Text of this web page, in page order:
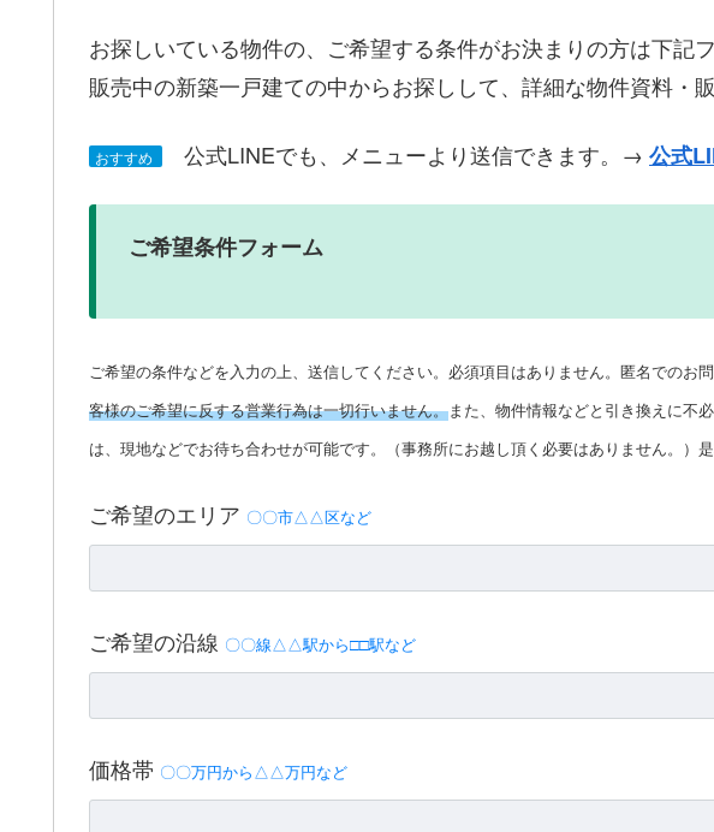
お探しいている物件の、ご希望する条件がお決まりの方は下記
販売中の新築一戸建ての中からお探しして、詳細な物件資料・
おすすめ 公式LINEでも、メニューより送信できます。→ 公式
ご希望条件フォーム
ご希望の条件などを入力の上、送信してください。必須項目はありません。匿名でのお
客様のご希望に反する営業行為は一切行いません。また、物件情報などと引き換えに不
は、現地などでお待ち合わせが可能です。（事務所にお越し頂く必要はありません。）
ご希望のエリア 〇〇市△△区など
ご希望の沿線 〇〇線△△駅から□□駅など
価格帯 〇〇万円から△△万円など